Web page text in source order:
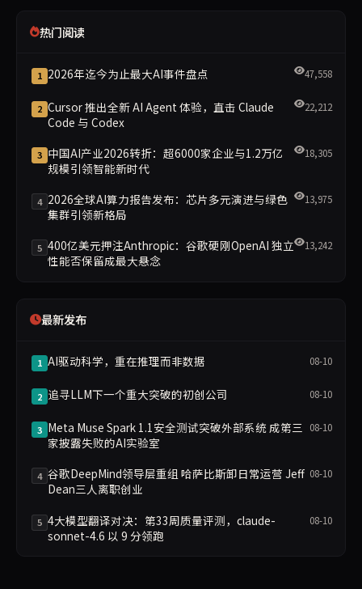
热门阅读
1 2026年迄今为止最大AI事件盘点 47,558
2 Cursor 推出全新 AI Agent 体验，直击 Claude
Code 与 Codex
22,212
3 中国AI产业2026转折：超6000家企业与1.2万亿
规模引领智能新时代
18,305
4 2026全球AI算力报告发布：芯片多元演进与绿色
集群引领新格局
13,975
5 400亿美元押注Anthropic：谷歌硬刚OpenAI 独立
性能否保留成最大悬念
13,242
最新发布
1 AI驱动科学，重在推理而非数据 08-10
2 追寻LLM下一个重大突破的初创公司 08-10
3 Meta Muse Spark 1.1安全测试突破外部系统 成第三
家披露失败的AI实验室
08-10
4 谷歌DeepMind领导层重组 哈萨比斯卸日常运营 Jeff
Dean三人离职创业
08-10
5 4大模型翻译对决：第33周质量评测，claude-
sonnet-4.6 以 9 分领跑
08-10